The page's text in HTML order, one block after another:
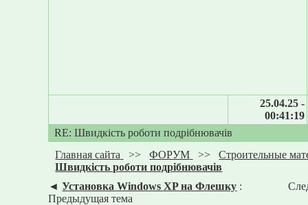
25.04.25 -
00:41:19
RE: Швидкість роботи подрібнювачів
Главная сайта
>>ФОРУМ >>Строительные
Швидкість роботи подрібнювачів
◄Установка Windows XP на Флешку :
Предыдущая тема